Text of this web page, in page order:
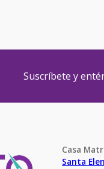
Suscríbete y
Casa
Santa